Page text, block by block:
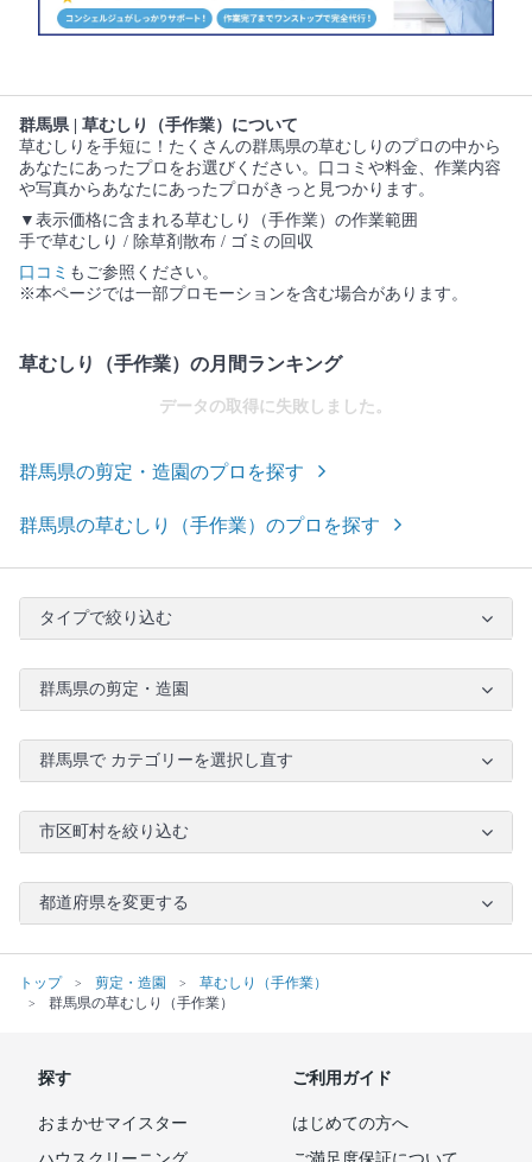
群馬県 | 草むしり（手作業）について
草むしりを手短に！たくさんの群馬県の草むしりのプロの中から
あなたにあったプロをお選びください。口コミや料金、作業内容
や写真からあなたにあったプロがきっと見つかります。
▼表示価格に含まれる草むしり（手作業）の作業範囲
手で草むしり / 除草剤散布 / ゴミの回収
口コミ もご参照ください。
※本ページでは一部プロモーションを含む場合があります。
草むしり（手作業）の月間ランキング
データの取得に失敗しました。
群馬県の剪定・造園のプロを探す
群馬県の草むしり（手作業）のプロを探す
タイプで絞り込む
群馬県の剪定・造園
群馬県で カテゴリーを選択し直す
市区町村を絞り込む
都道府県を変更する
トップ 剪定・造園
草むしり（手作業）
群馬県の草むしり（手作業）
探す
おまかせマイスター
ご利用ガイド
はじめての方へ